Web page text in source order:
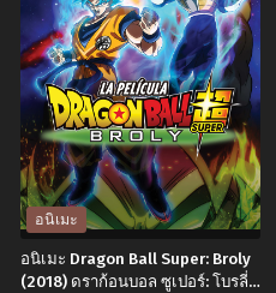
Kanojo
mo
Kanojo
Season
2
จะ
คน
ไหน
ก็
อนิเมะ
อนิเมะ Dragon Ball Super: Broly
(2018) ดราก้อนบอล ซูเปอร์: โบรลี่